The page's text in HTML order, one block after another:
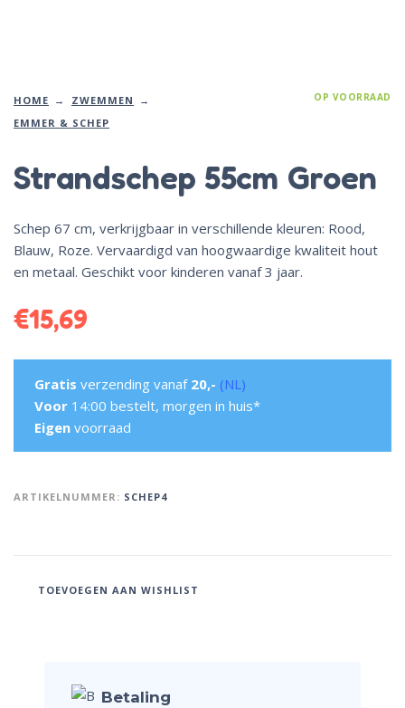
HOME
ZWEMMEN
EMMER & SCHEP
OP VOORRAAD
Strandschep 55cm Groen
Schep 67 cm, verkrijgbaar in verschillende kleuren: Rood,
Blauw, Roze. Vervaardigd van hoogwaardige kwaliteit hout
en metaal. Geschikt voor kinderen vanaf 3 jaar.
€15,69
Gratis verzending vanaf 20,- (NL)
Voor 14:00 bestelt, morgen in huis*
Eigen voorraad
ARTIKELNUMMER: SCHEP4
TOEVOEGEN AAN WISHLIST
Betaling